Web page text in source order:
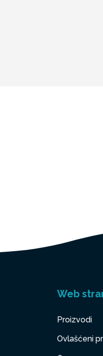
Web
Proizvodi
Ovlašćeni